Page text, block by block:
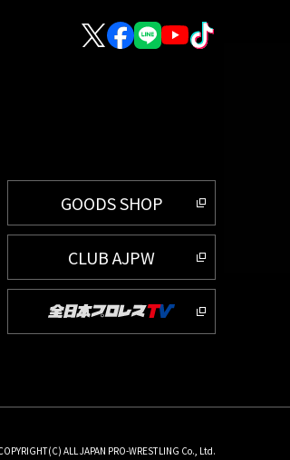
GOODS SHOP
CLUB AJPW
ALL JAPAN PRO-WRESTLING Co., Ltd.